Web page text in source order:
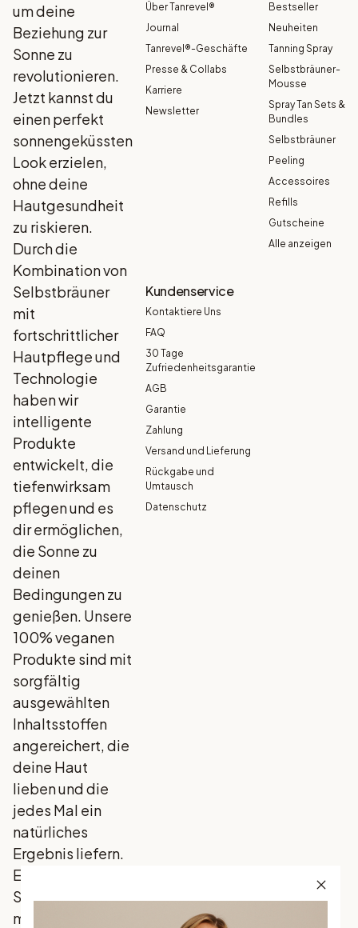
um deine
Beziehung zur
Sonne zu
revolutionieren.
Jetzt kannst du
einen perfekt
sonnengeküssten
Look erzielen,
ohne deine
Hautgesundheit
zu riskieren.
Durch die
Kombination von
Selbstbräuner
mit
fortschrittlicher
Hautpflege und
Technologie
haben wir
intelligente
Produkte
entwickelt, die
tiefenwirksam
pflegen und es
dir ermöglichen,
die Sonne zu
deinen
Bedingungen zu
genießen. Unsere
100% veganen
Produkte sind mit
sorgfältig
ausgewählten
Inhaltsstoffen
angereichert, die
deine Haut
lieben und die
jedes Mal ein
natürliches
Ergebnis liefern.
Entdecke
Skandinaviens
meistverkauften
Über Tanrevel®
Journal
Tanrevel®-Geschäfte
Presse & Collabs
Karriere
Newsletter
Bestseller
Neuheiten
Tanning Spray
Selbstbräuner-
Mousse
Spray Tan Sets &
Bundles
Selbstbräuner
Peeling
Accessoires
Refills
Gutscheine
Alle anzeigen
Kundenservice
Kontaktiere Uns
FAQ
30 Tage
Zufriedenheitsgarantie
AGB
Garantie
Zahlung
Versand und Lieferung
Rückgabe und
Umtausch
Datenschutz